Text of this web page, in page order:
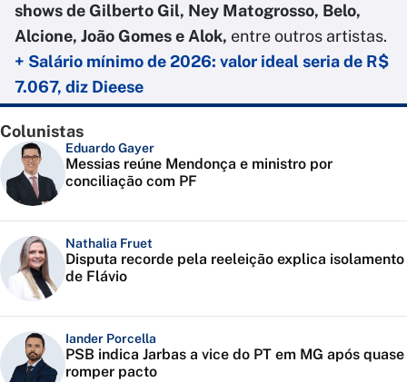
shows de Gilberto Gil, Ney Matogrosso, Belo,
Alcione, João Gomes e Alok, entre outros artistas.
+ Salário mínimo de 2026: valor ideal seria de R$
7.067, diz Dieese
Colunistas
Eduardo Gayer
Messias reúne Mendonça e ministro por
conciliação com PF
Nathalia Fruet
Disputa recorde pela reeleição explica isolamento
de Flávio
Iander Porcella
PSB indica Jarbas a vice do PT em MG após quase
romper pacto